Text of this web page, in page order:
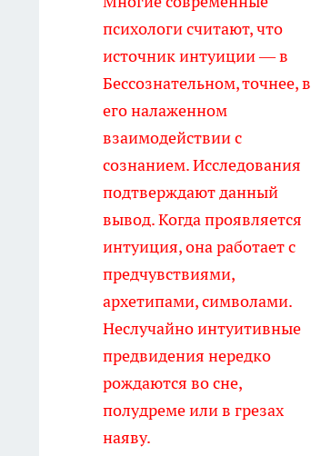
психологи считают, что
источник интуиции — в
Бессознательном, точнее, в
его налаженном
взаимодействии с
сознанием. Исследования
подтверждают данный
вывод. Когда проявляется
интуиция, она работает с
предчувствиями,
архетипами, символами.
Неслучайно интуитивные
предвидения нередко
рождаются во сне,
полудреме или в грезах
наяву.